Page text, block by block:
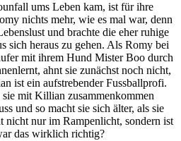
ums Leben kam, ist für ihre
nichts mehr, wie es mal war, denn
und brachte die eher ruhige
sich heraus zu gehen. Als Romy bei
mit ihrem Hund Mister Boo durch
ahnt sie zunächst noch nicht,
ist ein aufstrebender Fussballprofi.
mit Killian zusammenkommen
und so macht sie sich älter, als sie
nur im Rampenlicht, sondern ist
das wirklich richtig?